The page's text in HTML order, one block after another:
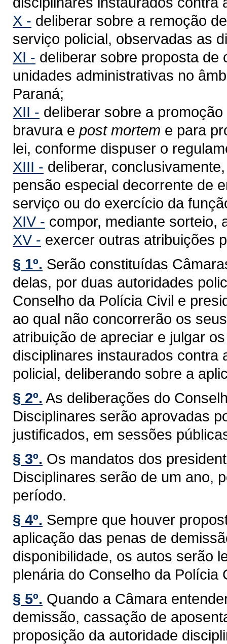
X - deliberar sobre a remoção
serviço policial, observadas as
XI - deliberar sobre proposta de
unidades administrativas no
Paraná;
XII - deliberar sobre a
bravura e post mortem e para
lei, conforme dispuser o
XIII - deliberar,
pensão especial decorrente de
serviço ou do exercício da
XIV - compor, mediante sorteio,
XV - exercer outras atribuições
§ 1º. Serão constituídas
delas, por duas autoridades
Conselho da Polícia Civil e
ao qual não concorrerão os
atribuição de apreciar e julgar
disciplinares instaurados contra
policial, deliberando sobre a
§ 2º. As deliberações do
Disciplinares serão aprovadas
justificados, em sessões
§ 3º. Os mandatos dos
Disciplinares serão de um ano,
período.
§ 4º. Sempre que houver
aplicação das penas de
disponibilidade, os autos serão
plenária do Conselho da Polícia
§ 5º. Quando a Câmara
demissão, cassação de
proposição da autoridade